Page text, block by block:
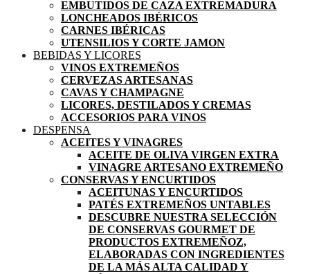
EMBUTIDOS DE CAZA EXTREMADURA
LONCHEADOS IBÉRICOS
CARNES IBÉRICAS
UTENSILIOS Y CORTE JAMON
BEBIDAS Y LICORES
VINOS EXTREMEÑOS
CERVEZAS ARTESANAS
CAVAS Y CHAMPAGNE
LICORES, DESTILADOS Y CREMAS
ACCESORIOS PARA VINOS
DESPENSA
ACEITES Y VINAGRES
ACEITE DE OLIVA VIRGEN EXTRA
VINAGRE ARTESANO EXTREMEÑO
CONSERVAS Y ENCURTIDOS
ACEITUNAS Y ENCURTIDOS
PATÉS EXTREMEÑOS UNTABLES
DESCUBRE NUESTRA SELECCIÓN
DE CONSERVAS GOURMET DE
PRODUCTOS EXTREMEÑOZ,
ELABORADAS CON INGREDIENTES
DE LA MÁS ALTA CALIDAD Y